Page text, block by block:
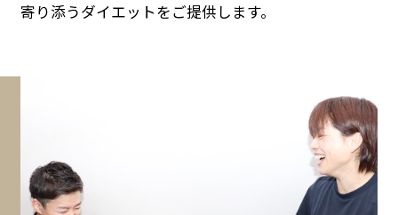
寄り添うダイエットをご提供します。